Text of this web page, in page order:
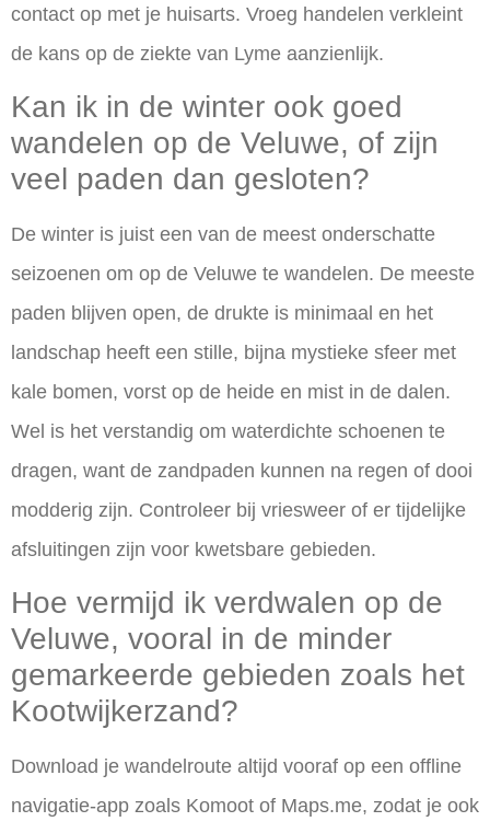
contact op met je huisarts. Vroeg handelen verkleint
de kans op de ziekte van Lyme aanzienlijk.
Kan ik in de winter ook goed
wandelen op de Veluwe, of zijn
veel paden dan gesloten?
De winter is juist een van de meest onderschatte
seizoenen om op de Veluwe te wandelen. De meeste
paden blijven open, de drukte is minimaal en het
landschap heeft een stille, bijna mystieke sfeer met
kale bomen, vorst op de heide en mist in de dalen.
Wel is het verstandig om waterdichte schoenen te
dragen, want de zandpaden kunnen na regen of dooi
modderig zijn. Controleer bij vriesweer of er tijdelijke
afsluitingen zijn voor kwetsbare gebieden.
Hoe vermijd ik verdwalen op de
Veluwe, vooral in de minder
gemarkeerde gebieden zoals het
Kootwijkerzand?
Download je wandelroute altijd vooraf op een offline
navigatie-app zoals Komoot of Maps.me, zodat je ook